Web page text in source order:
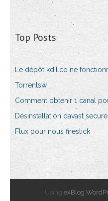
Top Posts
Le dépôt kdil.co ne
Torrentsw
Comment obtenir 1 canal
Désinstallation davast
Flux pour nous firestick
Using exBlog